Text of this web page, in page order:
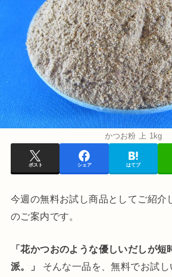
かつお粉 上 1kg
ポスト シェア はてブ
今週の無料お試し商品としてご紹介
のご案内です。
「花かつおのような優しいだしが短
派。」
そんな一品を、無料でお試